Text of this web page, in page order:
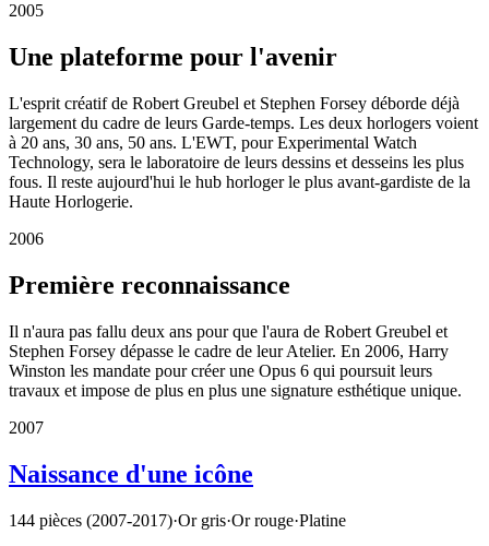
2005
Une plateforme pour l'avenir
L'esprit créatif de Robert Greubel et Stephen Forsey déborde déjà
largement du cadre de leurs Garde-temps. Les deux horlogers voient
à 20 ans, 30 ans, 50 ans. L'EWT, pour Experimental Watch
Technology, sera le laboratoire de leurs dessins et desseins les plus
fous. Il reste aujourd'hui le hub horloger le plus avant-gardiste de la
Haute Horlogerie.
2006
Première reconnaissance
Il n'aura pas fallu deux ans pour que l'aura de Robert Greubel et
Stephen Forsey dépasse le cadre de leur Atelier. En 2006, Harry
Winston les mandate pour créer une Opus 6 qui poursuit leurs
travaux et impose de plus en plus une signature esthétique unique.
2007
Naissance d'une icône
144 pièces (2007-2017)·Or gris·Or rouge·Platine